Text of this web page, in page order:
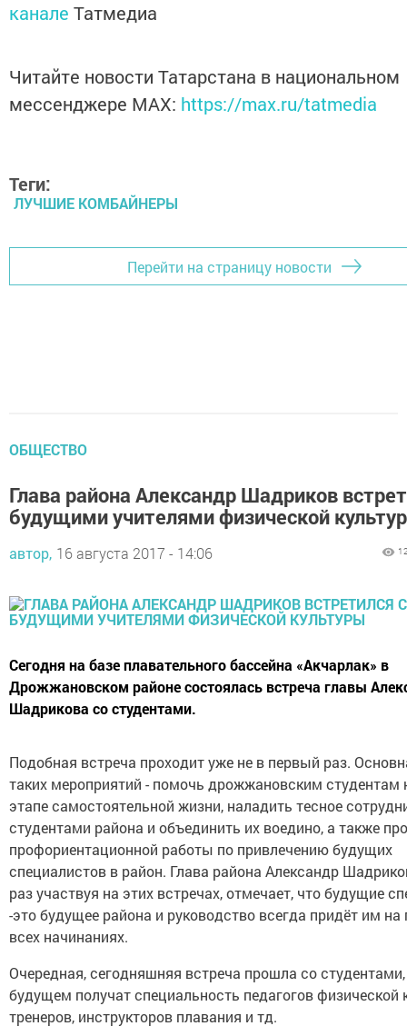
канале Татмедиа
Читайте новости Татарстана в национальном
мессенджере MАХ: https://max.ru/tatmedia
Теги:
ЛУЧШИЕ КОМБАЙНЕРЫ
Перейти на страницу новости
ОБЩЕСТВО
Глава района Александр Шадриков
будущими учителями физической
автор, 16 августа 2017 - 14:06
Сегодня на базе плавательного бассейна «Акчарлак» в
Дрожжановском районе состоялась встреча главы
Шадрикова со студентами.
Подобная встреча проходит уже не в первый раз.
таких мероприятий - помочь дрожжановским студентам
этапе самостоятельной жизни, наладить тесное
студентами района и объединить их воедино, а также
профориентационной работы по привлечению будущих
специалистов в район. Глава района Александр
раз участвуя на этих встречах, отмечает, что будущие
-это будущее района и руководство всегда придёт им
всех начинаниях.
Очередная, сегодняшняя встреча прошла со
будущем получат специальность педагогов физической
тренеров, инструкторов плавания и тд.